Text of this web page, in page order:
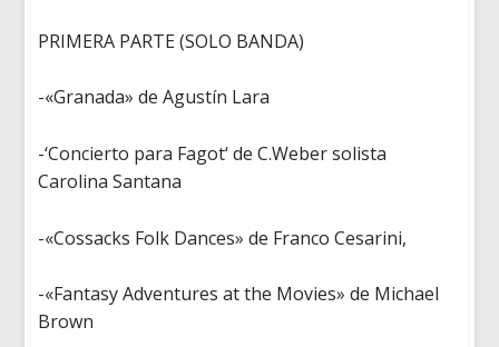
PRIMERA PARTE (SOLO BANDA)
-«Granada» de Agustín Lara
-‘Concierto para Fagot‘ de C.Webersolista
Carolina Santana
-«Cossacks Folk Dances» de Franco Cesarini,
-«Fantasy Adventures at the Movies» de Michael
Brown